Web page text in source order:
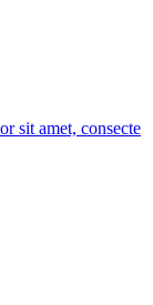
sit amet, consecte